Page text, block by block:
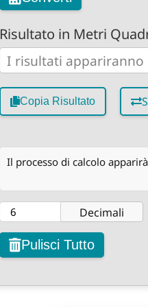
Risultato in Metri
Copia Risultato
Il processo di calcolo
Decimali
Pulisci Tutto